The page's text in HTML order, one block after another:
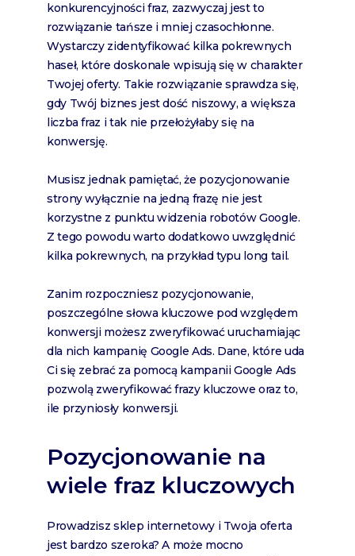
konkurencyjności fraz, zazwyczaj jest to
rozwiązanie tańsze i mniej czasochłonne.
Wystarczy zidentyfikować kilka pokrewnych
haseł, które doskonale wpisują się w charakter
Twojej oferty. Takie rozwiązanie sprawdza się,
gdy Twój biznes jest dość niszowy, a większa
liczba fraz i tak nie przełożyłaby się na
konwersję.
Musisz jednak pamiętać, że pozycjonowanie
strony wyłącznie na jedną frazę nie jest
korzystne z punktu widzenia robotów Google.
Z tego powodu warto dodatkowo uwzględnić
kilka pokrewnych, na przykład typu long tail.
Zanim rozpoczniesz pozycjonowanie,
poszczególne słowa kluczowe pod względem
konwersji możesz zweryfikować uruchamiając
dla nich kampanię Google Ads. Dane, które uda
Ci się zebrać za pomocą kampanii Google Ads
pozwolą zweryfikować frazy kluczowe oraz to,
ile przyniosły konwersji.
Pozycjonowanie na
wiele fraz kluczowych
Prowadzisz sklep internetowy i Twoja oferta
jest bardzo szeroka? A może mocno